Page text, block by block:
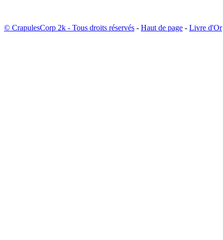
© CrapulesCorp 2k - Tous droits réservés - Haut de page - Livre d'Or